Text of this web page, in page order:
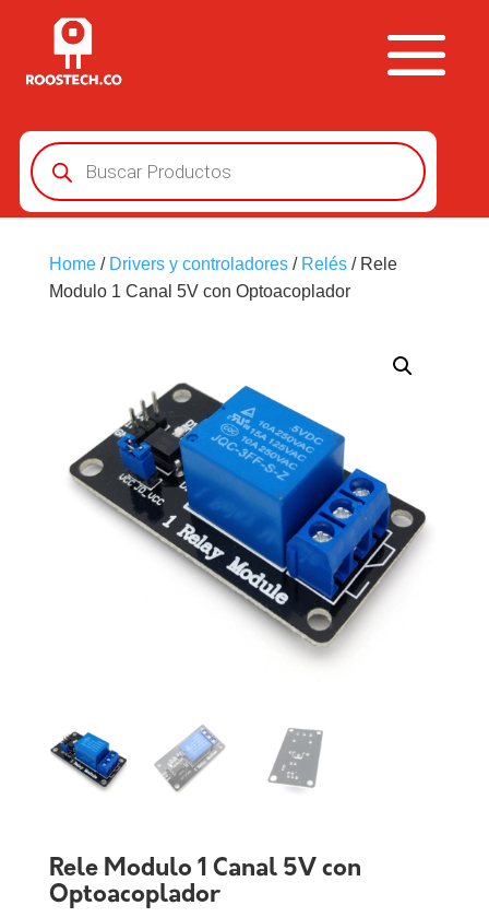
Búsqueda
de
productos
Home/ Drivers y controladores/ Relés/ Rele
Modulo 1 Canal 5V con Optoacoplador
Rele Modulo 1 Canal 5V con
Optoacoplador